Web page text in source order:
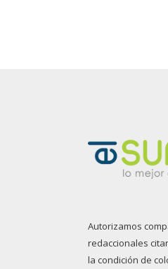
Autorizamos
redaccionales
la condición de